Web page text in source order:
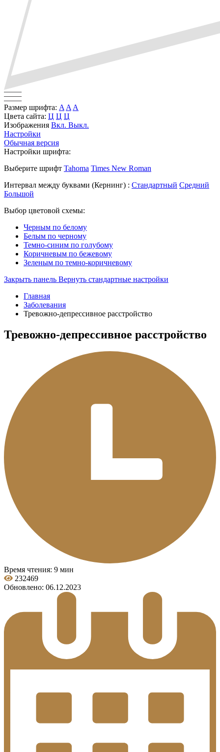
Размер шрифта: A A A
Цвета сайта: Ц Ц Ц
Изображения Вкл. Выкл.
Настройки
Обычная версия
Настройки шрифта:
Выберите шрифт Tahoma Times New Roman
Интервал между буквами (Кернинг) : Стандартный Средний
Большой
Выбор цветовой схемы:
Черным по белому
Белым по черному
Темно-синим по голубому
Коричневым по бежевому
Зеленым по темно-коричневому
Закрыть панель Вернуть стандартные настройки
Главная
Заболевания
Тревожно-депрессивное расстройство
Тревожно-депрессивное расстройство
Время чтения: 9 мин
232469
Обновлено: 06.12.2023